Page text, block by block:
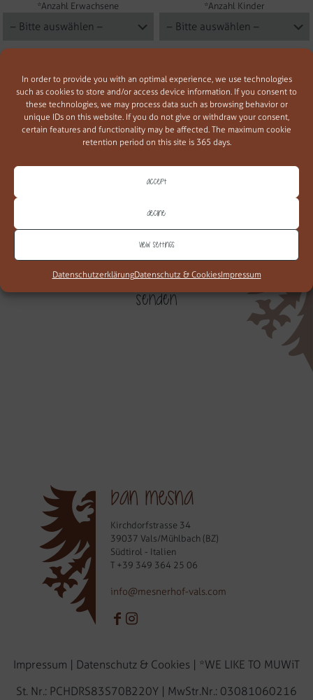
In order to provide you with an optimal experience, we use technologies
such as cookies to store and/or access device information. If you consent to
these technologies, we may process data such as browsing behavior or
unique IDs on this website. If you do not give or withdraw your consent,
certain features and functionality may be affected. The maximum cookie
retention period on this site is 365 days.
Accept
Decline
View settings
DatenschutzerklärungDatenschutz & CookiesImpressum
*Anzahl Erwachsene *Anzahl Kinder
ban mesna
Kirchdorfstrasse 34
39037 Vals/Mühlbach (BZ)
Südtirol - Italien
T +39 349 364 25 06
info@mesnerhof-vals.com
Impressum | Datenschutz & Cookies | *WE LIKE TO MUWiT
St. Nr.: PCHDRS83S70B220Y | MwStr.Nr.: 03081060216